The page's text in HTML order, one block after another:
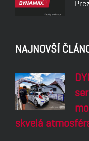
NAJNOVŠÍ
skvelá